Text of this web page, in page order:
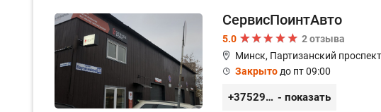
СервисПоинтАвто
5.0
2 отзыва
Минск, Партизанский
Закрытодо пт 09:00
+375296035003 - показать